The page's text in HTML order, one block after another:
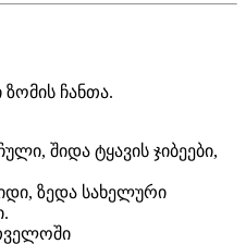
ჩანთა.
შიდა ტყავის ჯიბეები,
ზედა სახელური